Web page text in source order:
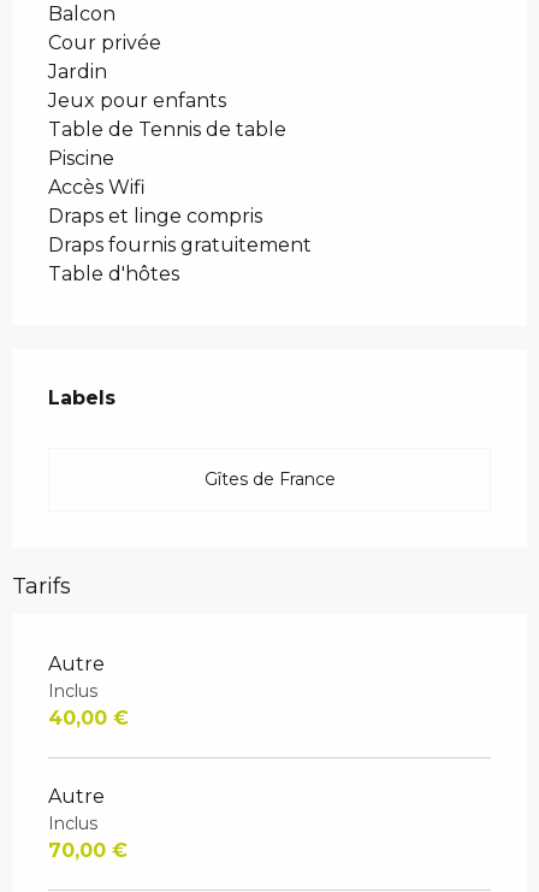
Balcon
Cour privée
Jardin
Jeux pour enfants
Table de Tennis de table
Piscine
Accès Wifi
Draps et linge compris
Draps fournis gratuitement
Table d'hôtes
Labels
Labels
Gîtes de France
Tarifs
Autre
Inclus
40,00 €
Autre
Inclus
70,00 €